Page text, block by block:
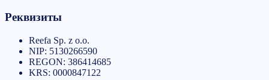
Реквизиты
Reefa Sp. z o.o.
NIP: 5130266590
REGON: 386414685
KRS: 0000847122